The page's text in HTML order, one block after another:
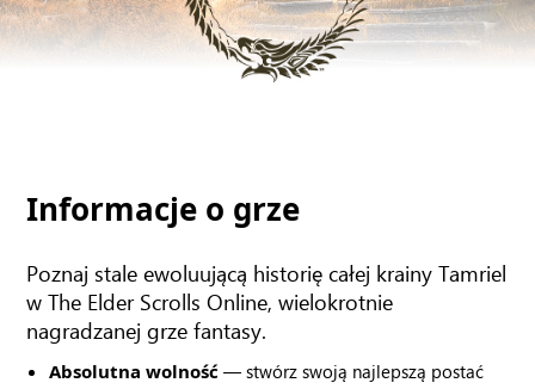
Informacje o grze
Poznaj stale ewoluującą historię całej krainy Tamriel
w The Elder Scrolls Online, wielokrotnie
nagradzanej grze fantasy.
Absolutna wolność — stwórz swoją najlepszą postać